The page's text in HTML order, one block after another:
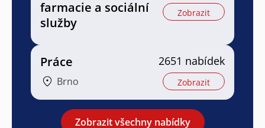
farmacie a sociální
služby
Zobrazit
Práce
Brno
2651 nabídek
Zobrazit
Zobrazit všechny nabídky